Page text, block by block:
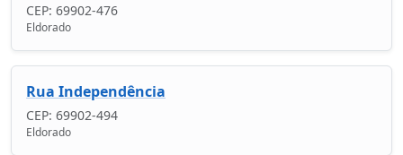
CEP: 69902-476
Eldorado
Rua Independência
CEP: 69902-494
Eldorado